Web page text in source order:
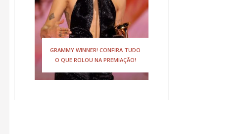
GRAMMY WINNER! CONFIRA TUDO
O QUE ROLOU NA PREMIAÇÃO!